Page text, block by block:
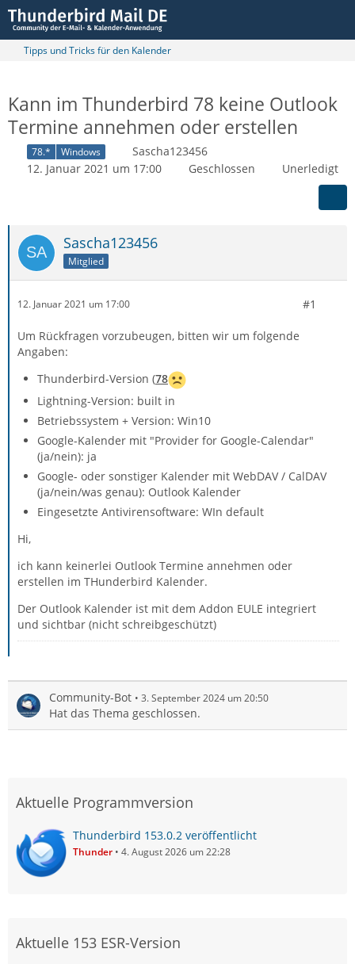
Tipps und Tricks für den Kalender
Kann im Thunderbird 78 keine Outlook
Termine annehmen oder erstellen
78.* Windows
Sascha123456
12. Januar 2021 um 17:00
Geschlossen Unerledigt
Sascha123456
Mitglied
12. Januar 2021 um 17:00 #1
Um Rückfragen vorzubeugen, bitten wir um folgende
Angaben:
Thunderbird-Version (78
Lightning-Version: built in
Betriebssystem + Version: Win10
Google-Kalender mit "Provider for Google-Calendar"
(ja/nein): ja
Google- oder sonstiger Kalender mit WebDAV / CalDAV
(ja/nein/was genau): Outlook Kalender
Eingesetzte Antivirensoftware: WIn default
Hi,
ich kann keinerlei Outlook Termine annehmen oder
erstellen im THunderbird Kalender.
Der Outlook Kalender ist mit dem Addon EULE integriert
und sichtbar (nicht schreibgeschützt)
Community-Bot 3. September 2024 um 20:50
Hat das Thema geschlossen.
Aktuelle Programmversion
Thunderbird 153.0.2 veröffentlicht
Thunder 4. August 2026 um 22:28
Aktuelle 153 ESR-Version